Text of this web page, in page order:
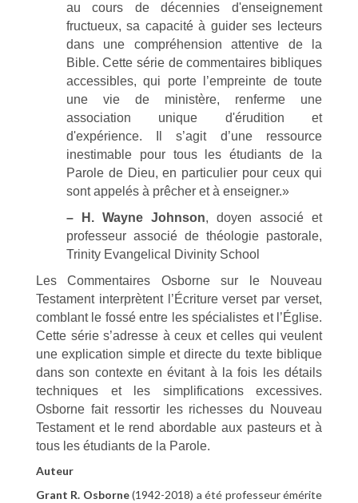
au cours de décennies d'enseignement
fructueux, sa capacité à guider ses lecteurs
dans une compréhension attentive de la
Bible. Cette série de commentaires bibliques
accessibles, qui porte l’empreinte de toute
une vie de ministère, renferme une
association unique d'érudition et
d'expérience. Il s’agit d’une ressource
inestimable pour tous les étudiants de la
Parole de Dieu, en particulier pour ceux qui
sont appelés à prêcher et à enseigner.»
– H. Wayne Johnson, doyen associé et
professeur associé de théologie pastorale,
Trinity Evangelical Divinity School
Les Commentaires Osborne sur le Nouveau
Testament interprètent l’Écriture verset par verset,
comblant le fossé entre les spécialistes et l’Église.
Cette série s’adresse à ceux et celles qui veulent
une explication simple et directe du texte biblique
dans son contexte en évitant à la fois les détails
techniques et les simplifications excessives.
Osborne fait ressortir les richesses du Nouveau
Testament et le rend abordable aux pasteurs et à
tous les étudiants de la Parole.
Auteur
Grant R. Osborne(1942-2018) a été professeur émérite